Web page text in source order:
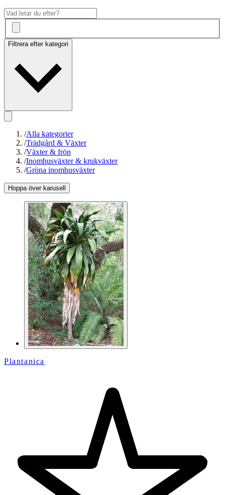
Filtrera efter kategori
/Alla kategorier
/Trädgård & Växter
/Växter & frön
/Inomhusväxter & krukväxter
/Gröna inomhusväxter
Hoppa över karusell
Plantanica